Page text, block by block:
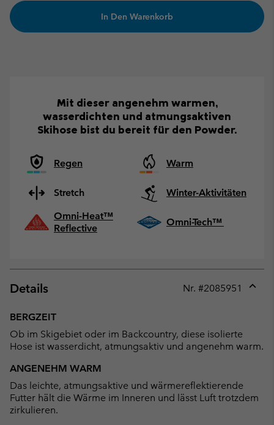
In Den Warenkorb
Mit dieser angenehm warmen,
wasserdichten und atmungsaktiven
Skihose bist du bereit für den Powder.
Regen Warm
Stretch
Winter-Aktivitäten
Omni-Heat™
Reflective
Omni-Tech™
Details Nr. #2085951
BERGZEIT
Ob im Skigebiet oder im Backcountry, diese isolierte
Hose ist wasserdicht, atmungsaktiv und angenehm warm.
ANGENEHM WARM
Das leichte, atmungsaktive und wärmereflektierende
Futter hält die Wärme im Inneren und lässt Luft trotzdem
zirkulieren.